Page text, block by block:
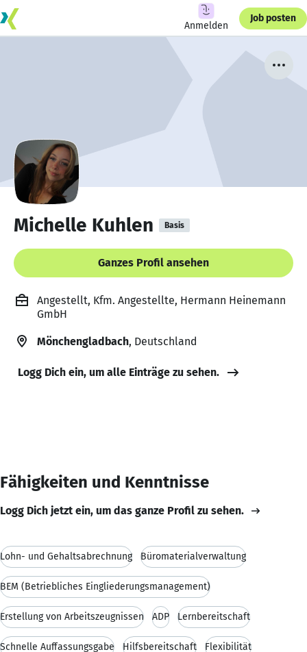
Anmelden
Job posten
Michelle Kuhlen Basis
Ganzes Profil ansehen
Angestellt, Kfm. Angestellte, Hermann Heinemann
GmbH
Mönchengladbach, Deutschland
Logg Dich ein, um alle Einträge zu sehen.
Fähigkeiten und Kenntnisse
Logg Dich jetzt ein, um das ganze Profil zu sehen.
Lohn- und Gehaltsabrechnung Büromaterialverwaltung
BEM (Betriebliches Eingliederungsmanagement)
Erstellung von Arbeitszeugnissen ADP Lernbereitschaft
Schnelle Auffassungsgabe Hilfsbereitschaft Flexibilität